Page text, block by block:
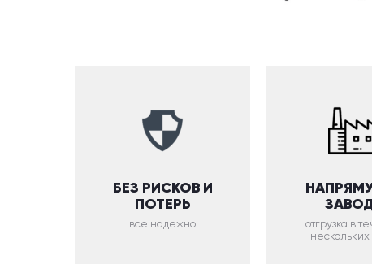
БЕЗ РИСКОВ И
ПОТЕРЬ
все надежно
отгрузка в